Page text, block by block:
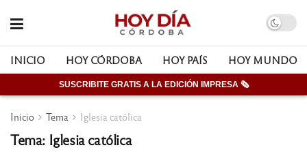
INICIO HOY CÓRDOBA HOY PAÍS HOY MUNDO
SUSCRIBITE GRATIS A LA EDICIÓN IMPRESA 🗞
Inicio Tema Iglesia católica
Tema: Iglesia católica